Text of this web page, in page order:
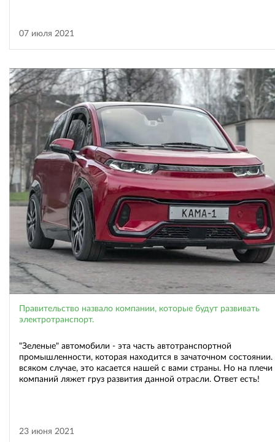
07 июля 2021
Правительство назвало компании, которые будут развивать
электротранспорт.
"Зеленые" автомобили - эта часть автотранспортной
промышленности, которая находится в зачаточном состоянии.
всяком случае, это касается нашей с вами страны. Но на плечи
компаний ляжет груз развития данной отрасли. Ответ есть!
23 июня 2021